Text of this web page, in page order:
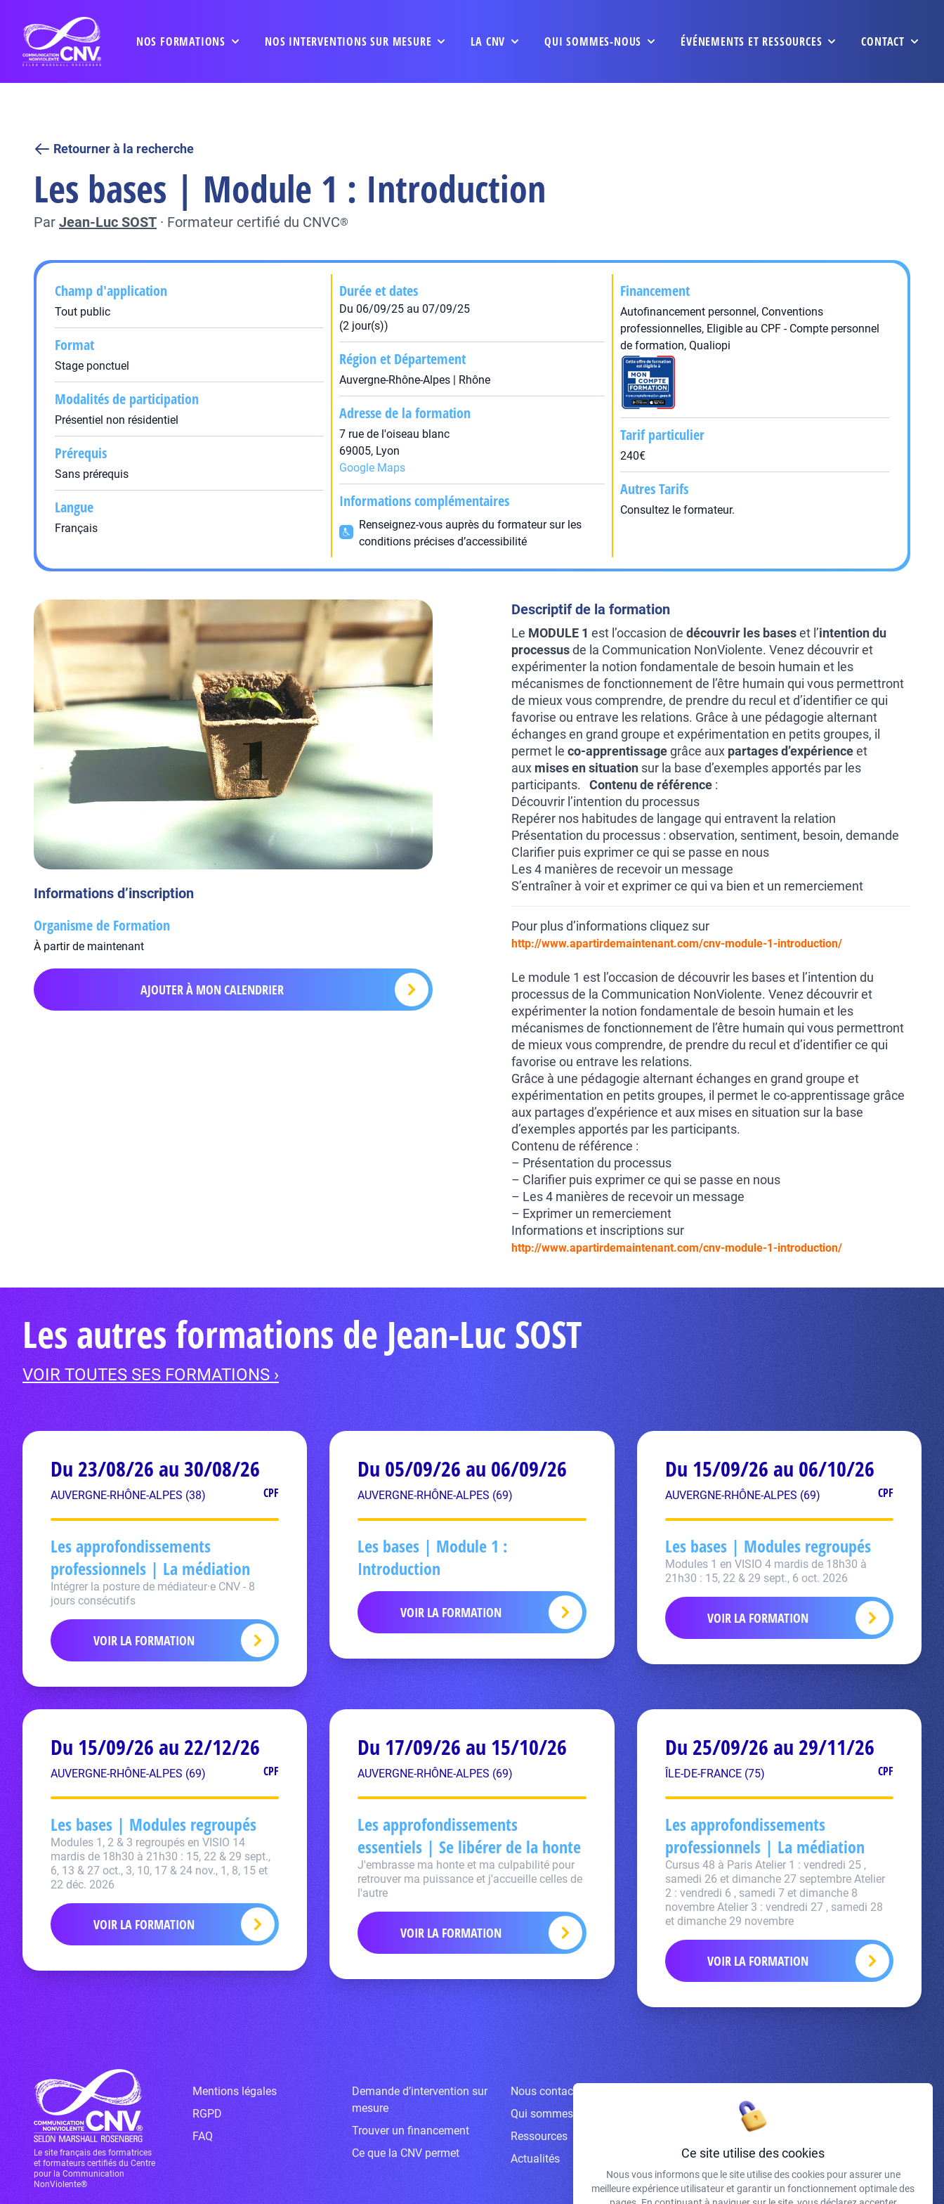
NOS FORMATIONS NOS INTERVENTIONS SUR MESURE LA CNV QUI SOMMES-NOUS ÉVÉNEMENTS ET RESSOURCES CONTACT
Retourner à la recherche
Les bases | Module 1 : Introduction
Par Jean-Luc SOST · Formateur certifié du CNVC®
Champ d'application
Tout public
Format
Stage ponctuel
Modalités de participation
Présentiel non résidentiel
Prérequis
Sans prérequis
Langue
Français
Durée et dates
Du 06/09/25 au 07/09/25
(2 jour(s))
Région et Département
Auvergne-Rhône-Alpes | Rhône
Adresse de la formation
7 rue de l'oiseau blanc
69005, Lyon
Google Maps
Informations complémentaires
Renseignez-vous auprès du formateur sur les
conditions précises d’accessibilité
Financement
Autofinancement personnel, Conventions
professionnelles, Eligible au CPF - Compte personnel
de formation, Qualiopi
Tarif particulier
240€
Autres Tarifs
Consultez le formateur.
Informations d’inscription
Organisme de Formation
À partir de maintenant
AJOUTER À MON CALENDRIER
Descriptif de la formation
Le MODULE 1 est l’occasion de découvrir les baseset l’intention du
processusde la Communication NonViolente. Venez découvrir et
expérimenter la notion fondamentale de besoin humain et les
mécanismes de fonctionnement de l’être humain qui vous permettront
de mieux vous comprendre, de prendre du recul et d’identifier ce qui
favorise ou entrave les relations. Grâce à une pédagogie alternant
échanges en grand groupe et expérimentation en petits groupes, il
permet le co-apprentissagegrâce aux partages d’expérienceet
aux mises en situation sur la base d’exemples apportés par les
participants. Contenu de référence :
Découvrir l’intention du processus
Repérer nos habitudes de langage qui entravent la relation
Présentation du processus : observation, sentiment, besoin, demande
Clarifier puis exprimer ce qui se passe en nous
Les 4 manières de recevoir un message
S’entraîner à voir et exprimer ce qui va bien et un remerciement
Pour plus d’informations cliquez sur
http://www.apartirdemaintenant.com/cnv-module-1-introduction/
Le module 1 est l’occasion de découvrir les bases et l’intention du
processus de la Communication NonViolente. Venez découvrir et
expérimenter la notion fondamentale de besoin humain et les
mécanismes de fonctionnement de l’être humain qui vous permettront
de mieux vous comprendre, de prendre du recul et d’identifier ce qui
favorise ou entrave les relations.
Grâce à une pédagogie alternant échanges en grand groupe et
expérimentation en petits groupes, il permet le co-apprentissage grâce
aux partages d’expérience et aux mises en situation sur la base
d’exemples apportés par les participants.
Contenu de référence :
– Présentation du processus
– Clarifier puis exprimer ce qui se passe en nous
– Les 4 manières de recevoir un message
– Exprimer un remerciement
Informations et inscriptions sur
http://www.apartirdemaintenant.com/cnv-module-1-introduction/
Les autres formations de Jean-Luc SOST
VOIR TOUTES SES FORMATIONS ›
Du 23/08/26 au 30/08/26
AUVERGNE-RHÔNE-ALPES (38) CPF
Les approfondissements
professionnels | La médiation
Intégrer la posture de médiateur·e CNV - 8
jours consécutifs
VOIR LA FORMATION
Du 05/09/26 au 06/09/26
AUVERGNE-RHÔNE-ALPES (69)
Les bases | Module 1 :
Introduction
VOIR LA FORMATION
Du 15/09/26 au 06/10/26
AUVERGNE-RHÔNE-ALPES (69) CPF
Les bases | Modules regroupés
Modules 1 en VISIO 4 mardis de 18h30 à
21h30 : 15, 22 & 29 sept., 6 oct. 2026
VOIR LA FORMATION
Du 15/09/26 au 22/12/26
AUVERGNE-RHÔNE-ALPES (69) CPF
Les bases | Modules regroupés
Modules 1, 2 & 3 regroupés en VISIO 14
mardis de 18h30 à 21h30 : 15, 22 & 29 sept.,
6, 13 & 27 oct., 3, 10, 17 & 24 nov., 1, 8, 15 et
22 déc. 2026
VOIR LA FORMATION
Du 17/09/26 au 15/10/26
AUVERGNE-RHÔNE-ALPES (69)
Les approfondissements
essentiels | Se libérer de la honte
J'embrasse ma honte et ma culpabilité pour
retrouver ma puissance et j'accueille celles de
l'autre
VOIR LA FORMATION
Du 25/09/26 au 29/11/26
ÎLE-DE-FRANCE (75) CPF
Les approfondissements
professionnels | La médiation
Cursus 48 à Paris Atelier 1 : vendredi 25 ,
samedi 26 et dimanche 27 septembre Atelier
2 : vendredi 6 , samedi 7 et dimanche 8
novembre Atelier 3 : vendredi 27 , samedi 28
et dimanche 29 novembre
VOIR LA FORMATION
Le site français des formatrices
et formateurs certifiés du Centre
pour la Communication
NonViolente®
Mentions légales
RGPD
FAQ
Demande d’intervention sur
mesure
Trouver un financement
Ce que la CNV permet
Nous contacter
Qui sommes-nous ?
Ressources
Actualités
J'accepte de recevoir vos e-mails et confirme avoir pris
connaissance de votre politique de confidentialité et
Ce site utilise des cookies
Nous vous informons que le site utilise des cookies pour assurer une
meilleure expérience utilisateur et garantir un fonctionnement optimale des